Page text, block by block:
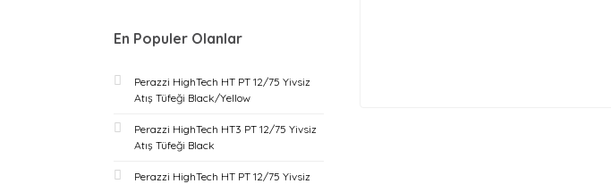
En Populer Olanlar
Perazzi HighTech HT PT 12/75 Yivsiz
Atış Tüfeği Black/Yellow
Perazzi HighTech HT3 PT 12/75 Yivsiz
Atış Tüfeği Black
Perazzi HighTech HT PT 12/75 Yivsiz